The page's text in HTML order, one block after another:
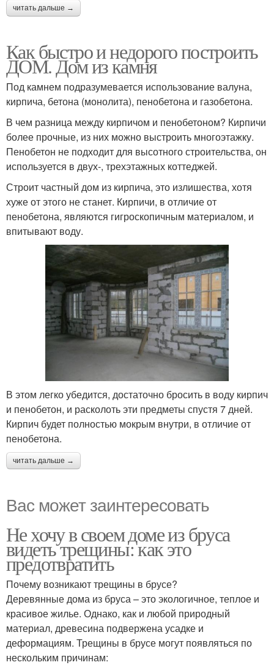
читать дальше →
Как быстро и недорого построить
ДОМ. Дом из камня
Под камнем подразумевается использование валуна,
кирпича, бетона (монолита), пенобетона и газобетона.
В чем разница между кирпичом и пенобетоном? Кирпичи
более прочные, из них можно выстроить многоэтажку.
Пенобетон не подходит для высотного строительства, он
используется в двух-, трехэтажных коттеджей.
Строит частный дом из кирпича, это излишества, хотя
хуже от этого не станет. Кирпичи, в отличие от
пенобетона, являются гигроскопичным материалом, и
впитывают воду.
В этом легко убедится, достаточно бросить в воду кирпич
и пенобетон, и расколоть эти предметы спустя 7 дней.
Кирпич будет полностью мокрым внутри, в отличие от
пенобетона.
читать дальше →
Вас может заинтересовать
Не хочу в своем доме из бруса
видеть трещины: как это
предотвратить
Почему возникают трещины в брусе?
Деревянные дома из бруса – это экологичное, теплое и
красивое жилье. Однако, как и любой природный
материал, древесина подвержена усадке и
деформациям. Трещины в брусе могут появляться по
нескольким причинам: